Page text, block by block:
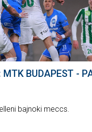
ÉLMÉNYEK
AKKREDITÁCIÓ
MTK BUDAPEST -
bajnoki meccs.